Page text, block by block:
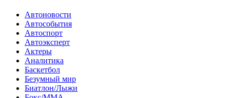
Автоновости
Автособытия
Автоспорт
Автоэксперт
Актеры
Аналитика
Баскетбол
Безумный мир
Биатлон/Лыжи